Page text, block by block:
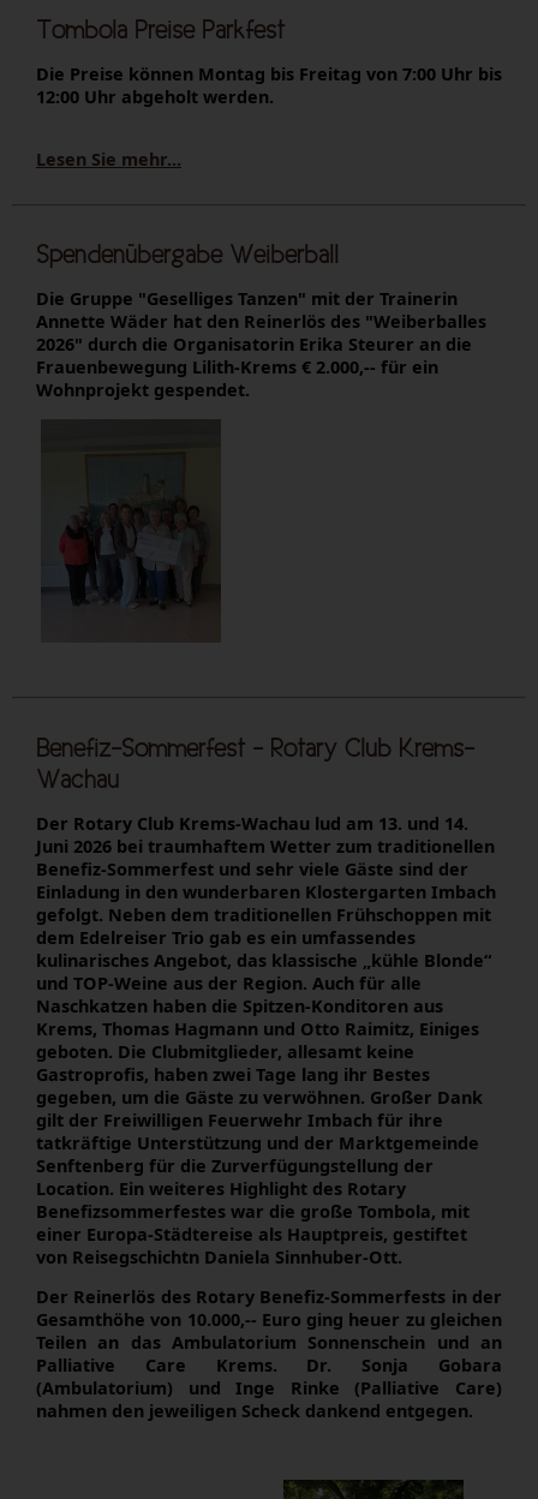
Tombola Preise Parkfest
Die Preise können Montag bis Freitag von 7:00 Uhr bis
12:00 Uhr abgeholt werden.
Lesen Sie mehr...
Spendenübergabe Weiberball
Die Gruppe "Geselliges Tanzen" mit der Trainerin
Annette Wäder hat den Reinerlös des "Weiberballes
2026" durch die Organisatorin Erika Steurer an die
Frauenbewegung Lilith-Krems € 2.000,-- für ein
Wohnprojekt gespendet.
Benefiz-Sommerfest - Rotary Club Krems-
Wachau
Der Rotary Club Krems-Wachau lud am 13. und 14.
Juni 2026 bei traumhaftem Wetter zum traditionellen
Benefiz-Sommerfest und sehr viele Gäste sind der
Einladung in den wunderbaren Klostergarten Imbach
gefolgt. Neben dem traditionellen Frühschoppen mit
dem Edelreiser Trio gab es ein umfassendes
kulinarisches Angebot, das klassische „kühle Blonde“
und TOP-Weine aus der Region. Auch für alle
Naschkatzen haben die Spitzen-Konditoren aus
Krems, Thomas Hagmann und Otto Raimitz, Einiges
geboten. Die Clubmitglieder, allesamt keine
Gastroprofis, haben zwei Tage lang ihr Bestes
gegeben, um die Gäste zu verwöhnen. Großer Dank
gilt der Freiwilligen Feuerwehr Imbach für ihre
tatkräftige Unterstützung und der Marktgemeinde
Senftenberg für die Zurverfügungstellung der
Location. Ein weiteres Highlight des Rotary
Benefizsommerfestes war die große Tombola, mit
einer Europa-Städtereise als Hauptpreis, gestiftet
von Reisegschichtn Daniela Sinnhuber-Ott.
Der Reinerlös des Rotary Benefiz-Sommerfests in der
Gesamthöhe von 10.000,-- Euro ging heuer zu gleichen
Teilen an das Ambulatorium Sonnenschein und an
Palliative Care Krems. Dr. Sonja Gobara
(Ambulatorium) und Inge Rinke (Palliative Care)
nahmen den jeweiligen Scheck dankend entgegen.